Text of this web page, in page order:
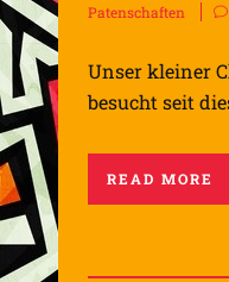
Patenschaften
Unser kleiner
besucht seit
READ MORE